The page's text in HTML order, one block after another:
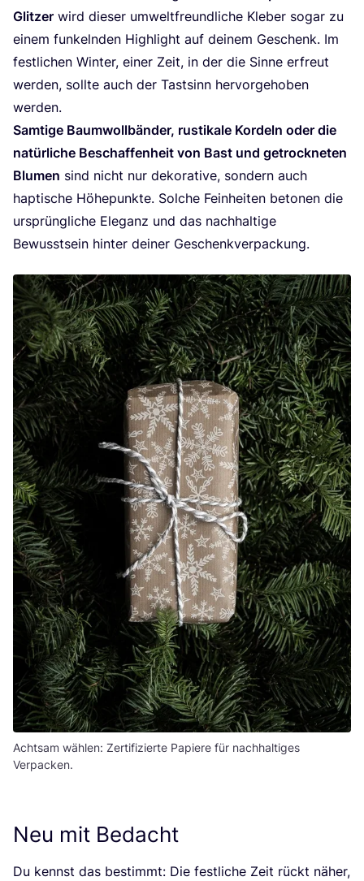
Glit­zer wird die­ser umwelt­freund­li­che Kle­ber sogar zu
einem fun­keln­den High­light auf dei­nem Geschenk. Im
fest­li­chen Win­ter, einer Zeit, in der die Sin­ne erfreut
wer­den, soll­te auch der Tast­sinn her­vor­ge­ho­ben
werden.
Sam­ti­ge Baum­woll­bän­der, rus­ti­ka­le Kor­deln oder die
natür­li­che Beschaf­fen­heit von Bast und getrock­ne­ten
Blu­men sind nicht nur deko­ra­ti­ve, son­dern auch
hap­ti­sche Höhe­punk­te. Sol­che Fein­hei­ten beto­nen die
ursprüng­li­che Ele­ganz und das nach­hal­ti­ge
Bewusst­sein hin­ter dei­ner Geschenkverpackung.
Achtsam wählen: Zertifizierte Papiere für nachhaltiges
Verpacken.
Neu mit Bedacht
Du kennst das bestimmt: Die fest­li­che Zeit rückt näher,